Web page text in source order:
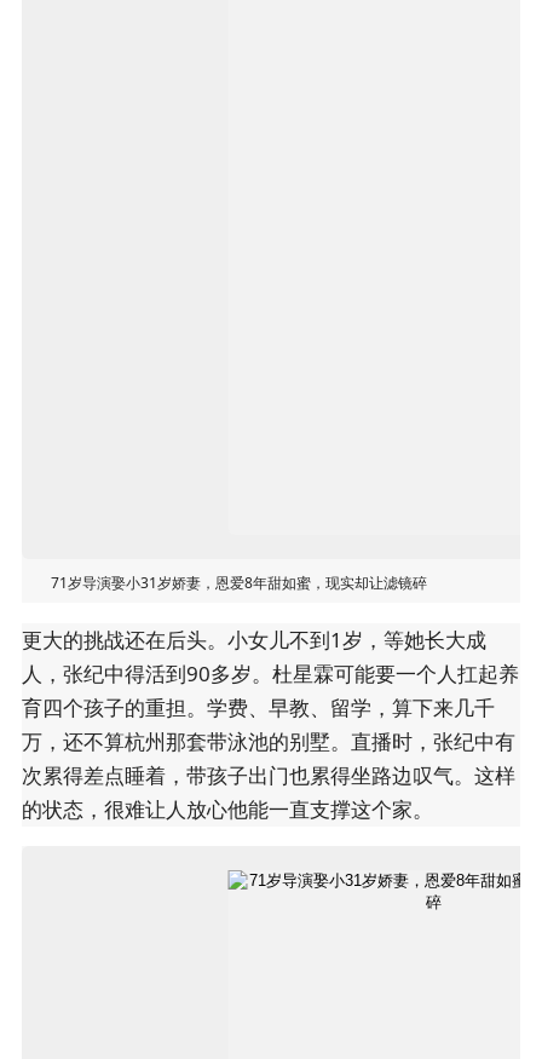
71岁导演娶小31岁娇妻，恩爱8年甜如蜜，现实却让滤镜碎
更大的挑战还在后头。小女儿不到1岁，等她长大成
人，张纪中得活到90多岁。杜星霖可能要一个人扛起养
育四个孩子的重担。学费、早教、留学，算下来几千
万，还不算杭州那套带泳池的别墅。直播时，张纪中有
次累得差点睡着，带孩子出门也累得坐路边叹气。这样
的状态，很难让人放心他能一直支撑这个家。